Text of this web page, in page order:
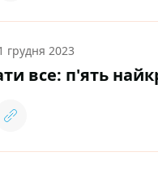
грудня 2023
все: п'ять